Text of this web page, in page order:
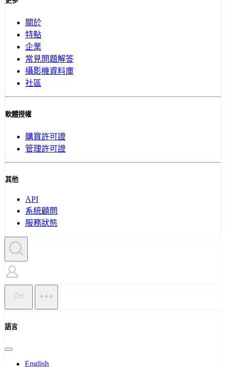
關於
特點
企業
常見問題解答
攝影機資料庫
社區
軟體授權
購買許可證
管理許可證
其他
API
系統顧問
服務狀態
ZH
語言
English